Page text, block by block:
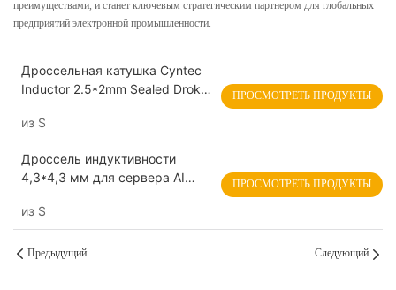
преимуществами, и станет ключевым стратегическим партнером для глобальных
предприятий электронной промышленности.
Дроссельная катушка Cyntec
Inductor 2.5*2mm Sealed Droke
из $
ПРОСМОТРЕТЬ ПРОДУКТЫ
Дроссель индуктивности
4,3*4,3 мм для сервера AI
T/HBTD043T
из $
ПРОСМОТРЕТЬ ПРОДУКТЫ
Предыдущий Следующий